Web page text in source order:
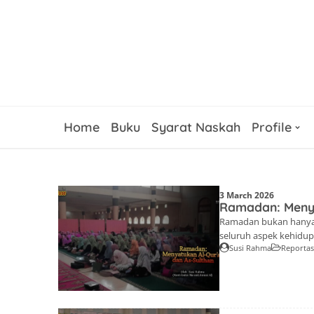
Home Buku Syarat Naskah Profile
3 March 2026
Ramadan:
Ramadan bukan
seluruh aspek
Majelis Ta'lim Lentera
Susi Rahma